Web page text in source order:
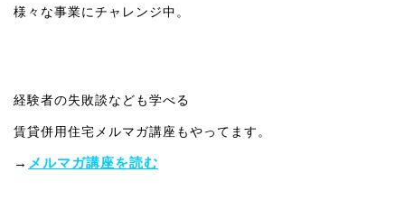
様々な事業にチャレンジ中。
経験者の失敗談なども学べる
賃貸併用住宅メルマガ講座もやってます。
→ メルマガ講座を読む